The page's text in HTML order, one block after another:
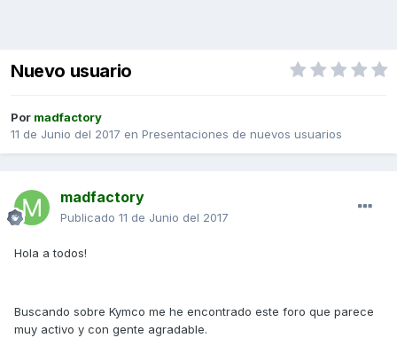
Nuevo usuario
Por madfactory
11 de Junio del 2017 en Presentaciones de nuevos usuarios
madfactory
Publicado 11 de Junio del 2017
Hola a todos!
Buscando sobre Kymco me he encontrado este foro que parece
muy activo y con gente agradable.